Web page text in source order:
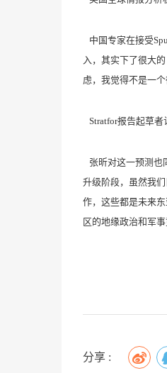
中国专家在接受
入，其实下了很大
虑，我觉得不是一
Stratfor报告起草者
张昕对这一预测也
升级阶段，虽然我
作，这些都是未来
区的地缘政治和军
分享 :